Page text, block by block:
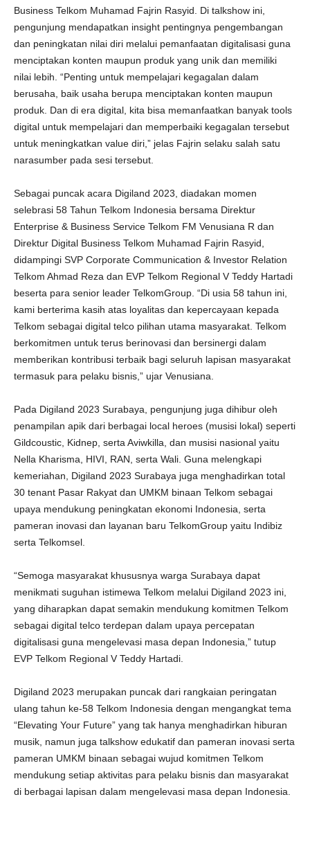
Business Telkom Muhamad Fajrin Rasyid. Di talkshow ini,
pengunjung mendapatkan insight pentingnya pengembangan
dan peningkatan nilai diri melalui pemanfaatan digitalisasi guna
menciptakan konten maupun produk yang unik dan memiliki
nilai lebih. “Penting untuk mempelajari kegagalan dalam
berusaha, baik usaha berupa menciptakan konten maupun
produk. Dan di era digital, kita bisa memanfaatkan banyak tools
digital untuk mempelajari dan memperbaiki kegagalan tersebut
untuk meningkatkan value diri,” jelas Fajrin selaku salah satu
narasumber pada sesi tersebut.
Sebagai puncak acara Digiland 2023, diadakan momen
selebrasi 58 Tahun Telkom Indonesia bersama Direktur
Enterprise & Business Service Telkom FM Venusiana R dan
Direktur Digital Business Telkom Muhamad Fajrin Rasyid,
didampingi SVP Corporate Communication & Investor Relation
Telkom Ahmad Reza dan EVP Telkom Regional V Teddy Hartadi
beserta para senior leader TelkomGroup. “Di usia 58 tahun ini,
kami berterima kasih atas loyalitas dan kepercayaan kepada
Telkom sebagai digital telco pilihan utama masyarakat. Telkom
berkomitmen untuk terus berinovasi dan bersinergi dalam
memberikan kontribusi terbaik bagi seluruh lapisan masyarakat
termasuk para pelaku bisnis,” ujar Venusiana.
Pada Digiland 2023 Surabaya, pengunjung juga dihibur oleh
penampilan apik dari berbagai local heroes (musisi lokal) seperti
Gildcoustic, Kidnep, serta Aviwkilla, dan musisi nasional yaitu
Nella Kharisma, HIVI, RAN, serta Wali. Guna melengkapi
kemeriahan, Digiland 2023 Surabaya juga menghadirkan total
30 tenant Pasar Rakyat dan UMKM binaan Telkom sebagai
upaya mendukung peningkatan ekonomi Indonesia, serta
pameran inovasi dan layanan baru TelkomGroup yaitu Indibiz
serta Telkomsel.
“Semoga masyarakat khususnya warga Surabaya dapat
menikmati suguhan istimewa Telkom melalui Digiland 2023 ini,
yang diharapkan dapat semakin mendukung komitmen Telkom
sebagai digital telco terdepan dalam upaya percepatan
digitalisasi guna mengelevasi masa depan Indonesia,” tutup
EVP Telkom Regional V Teddy Hartadi.
Digiland 2023 merupakan puncak dari rangkaian peringatan
ulang tahun ke-58 Telkom Indonesia dengan mengangkat tema
“Elevating Your Future” yang tak hanya menghadirkan hiburan
musik, namun juga talkshow edukatif dan pameran inovasi serta
pameran UMKM binaan sebagai wujud komitmen Telkom
mendukung setiap aktivitas para pelaku bisnis dan masyarakat
di berbagai lapisan dalam mengelevasi masa depan Indonesia.